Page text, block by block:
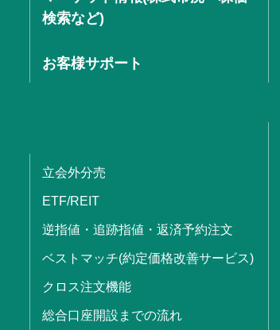
検索など)
お客様サポート
立会外分売
ETF/REIT
逆指値・追跡指値・返済予約注文
ベストマッチ(約定価格改善サービス)
クロス注文機能
総合口座開設までの流れ